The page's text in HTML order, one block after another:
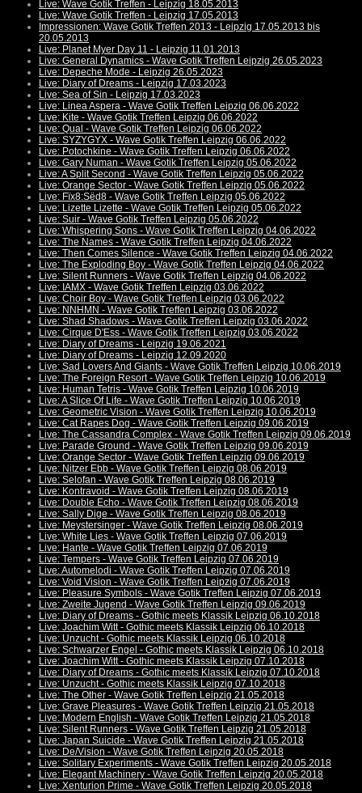
Live: Wave Gotik Treffen - Leipzig 18.05.2013
Live: Wave Gotik Treffen - Leipzig 17.05.2013
Impressionen: Wave Gotik Treffen 2013 - Leipzig 17.05.2013 bis
20.05.2013
Live: Planet Myer Day 11 - Leipzig 11.01.2013
Live: General Dynamics - Wave Gotik Treffen Leipzig 26.05.2023
Live: Depeche Mode - Leipzig 26.05.2023
Live: Diary of Dreams - Leipzig 17.03.2023
Live: Sea of Sin - Leipzig 17.03.2023
Live: Linea Aspera - Wave Gotik Treffen Leipzig 06.06.2022
Live: Kite - Wave Gotik Treffen Leipzig 06.06.2022
Live: Qual - Wave Gotik Treffen Leipzig 06.06.2022
Live: SYZYGYX - Wave Gotik Treffen Leipzig 06.06.2022
Live: Potochkine - Wave Gotik Treffen Leipzig 06.06.2022
Live: Gary Numan - Wave Gotik Treffen Leipzig 05.06.2022
Live: A Split Second - Wave Gotik Treffen Leipzig 05.06.2022
Live: Orange Sector - Wave Gotik Treffen Leipzig 05.06.2022
Live: Fïx8:Sëd8 - Wave Gotik Treffen Leipzig 05.06.2022
Live: Lizette Lizette - Wave Gotik Treffen Leipzig 05.06.2022
Live: Suir - Wave Gotik Treffen Leipzig 05.06.2022
Live: Whispering Sons - Wave Gotik Treffen Leipzig 04.06.2022
Live: The Names - Wave Gotik Treffen Leipzig 04.06.2022
Live: Then Comes Silence - Wave Gotik Treffen Leipzig 04.06.2022
Live: The Exploding Boy - Wave Gotik Treffen Leipzig 04.06.2022
Live: Silent Runners - Wave Gotik Treffen Leipzig 04.06.2022
Live: IAMX - Wave Gotik Treffen Leipzig 03.06.2022
Live: Choir Boy - Wave Gotik Treffen Leipzig 03.06.2022
Live: NNHMN - Wave Gotik Treffen Leipzig 03.06.2022
Live: Shad Shadows - Wave Gotik Treffen Leipzig 03.06.2022
Live: Cirque D'Ess - Wave Gotik Treffen Leipzig 03.06.2022
Live: Diary of Dreams - Leipzig 19.06.2021
Live: Diary of Dreams - Leipzig 12.09.2020
Live: Sad Lovers And Giants - Wave Gotik Treffen Leipzig 10.06.2019
Live: The Foreign Resort - Wave Gotik Treffen Leipzig 10.06.2019
Live: Human Tetris - Wave Gotik Treffen Leipzig 10.06.2019
Live: A Slice Of Life - Wave Gotik Treffen Leipzig 10.06.2019
Live: Geometric Vision - Wave Gotik Treffen Leipzig 10.06.2019
Live: Cat Rapes Dog - Wave Gotik Treffen Leipzig 09.06.2019
Live: The Cassandra Complex - Wave Gotik Treffen Leipzig 09.06.2019
Live: Parade Ground - Wave Gotik Treffen Leipzig 09.06.2019
Live: Orange Sector - Wave Gotik Treffen Leipzig 09.06.2019
Live: Nitzer Ebb - Wave Gotik Treffen Leipzig 08.06.2019
Live: Selofan - Wave Gotik Treffen Leipzig 08.06.2019
Live: Kontravoid - Wave Gotik Treffen Leipzig 08.06.2019
Live: Double Echo - Wave Gotik Treffen Leipzig 08.06.2019
Live: Sally Dige - Wave Gotik Treffen Leipzig 08.06.2019
Live: Meystersinger - Wave Gotik Treffen Leipzig 08.06.2019
Live: White Lies - Wave Gotik Treffen Leipzig 07.06.2019
Live: Hante - Wave Gotik Treffen Leipzig 07.06.2019
Live: Tempers - Wave Gotik Treffen Leipzig 07.06.2019
Live: Automelodi - Wave Gotik Treffen Leipzig 07.06.2019
Live: Void Vision - Wave Gotik Treffen Leipzig 07.06.2019
Live: Pleasure Symbols - Wave Gotik Treffen Leipzig 07.06.2019
Live: Zweite Jugend - Wave Gotik Treffen Leipzig 09.06.2019
Live: Diary of Dreams - Gothic meets Klassik Leipzig 06.10.2018
Live: Joachim Witt - Gothic meets Klassik Leipzig 06.10.2018
Live: Unzucht - Gothic meets Klassik Leipzig 06.10.2018
Live: Schwarzer Engel - Gothic meets Klassik Leipzig 06.10.2018
Live: Joachim Witt - Gothic meets Klassik Leipzig 07.10.2018
Live: Diary of Dreams - Gothic meets Klassik Leipzig 07.10.2018
Live: Unzucht - Gothic meets Klassik Leipzig 07.10.2018
Live: The Other - Wave Gotik Treffen Leipzig 21.05.2018
Live: Grave Pleasures - Wave Gotik Treffen Leipzig 21.05.2018
Live: Modern English - Wave Gotik Treffen Leipzig 21.05.2018
Live: Silent Runners - Wave Gotik Treffen Leipzig 21.05.2018
Live: Japan Suicide - Wave Gotik Treffen Leipzig 21.05.2018
Live: De/Vision - Wave Gotik Treffen Leipzig 20.05.2018
Live: Solitary Experiments - Wave Gotik Treffen Leipzig 20.05.2018
Live: Elegant Machinery - Wave Gotik Treffen Leipzig 20.05.2018
Live: Xenturion Prime - Wave Gotik Treffen Leipzig 20.05.2018